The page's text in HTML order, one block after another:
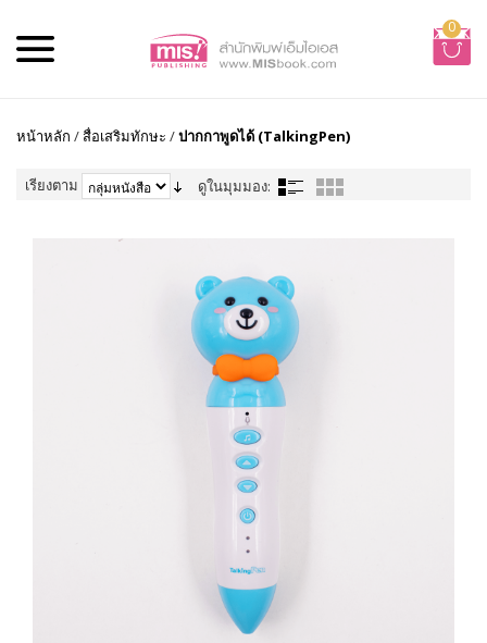
0
หน้าหลัก /สื่อเสริมทักษะ /ปากกาพูดได้ (TalkingPen)
เรียงตาม ดูในมุมมอง: